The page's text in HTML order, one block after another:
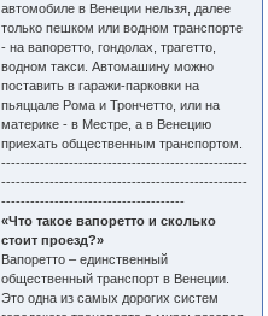
автомобиле в Венеции нельзя, далее
только пешком или водном транспорте
- на вапоретто, гондолах, трагетто,
водном такси. Автомашину можно
поставить в гаражи-парковки на
пьяццале Рома и Трончетто, или на
материке - в Местре, а в Венецию
приехать общественным транспортом.
---------------------------------------------------
---------------------------------------------------
--------------------------------------
«Что такое вапоретто и сколько
стоит проезд?»
Вапоретто – единственный
общественный транспорт в Венеции.
Это одна из самых дорогих систем